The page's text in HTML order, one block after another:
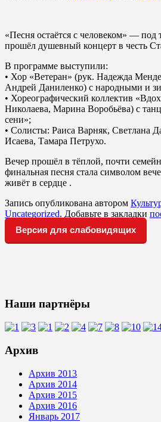
«Песня остаётся с человеком» —
прошёл душевный концерт в честь
В программе выступили:
• Хор «Ветеран» (рук. Надежда
Андрей Даниленко) с народными и
• Хореографический коллектив
Николаева, Марина Воробьёва) с
сени»;
• Солисты: Раиса Варняк, Светлана
Исаева, Тамара Петрухо.
Вечер прошёл в тёплой, почти
финальная песня стала символом
живёт в сердце .
Запись опубликована автором
Uncategorized. Добавьте в закладки
Версия для слабовидящих
Наши партнёры
Архив
Архив 2013
Архив 2014
Архив 2015
Архив 2016
Январь 2017